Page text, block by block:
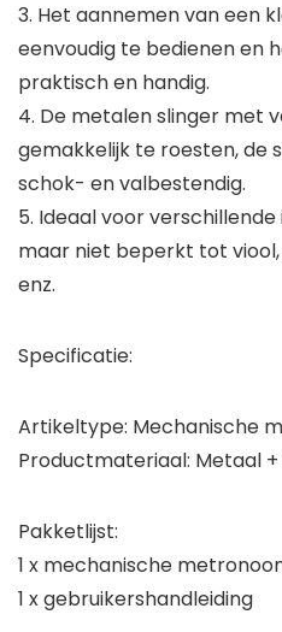
3. Het aannemen van een
eenvoudig te bedienen en
praktisch en handig.
4. De metalen slinger met
gemakkelijk te roesten, de
schok- en valbestendig.
5. Ideaal voor
maar niet beperkt tot viool,
enz.
Specificatie:
Artikeltype: Mechanische
Productmateriaal: Metaal +
Pakketlijst:
1 x mechanische
1 x gebruikershandleiding